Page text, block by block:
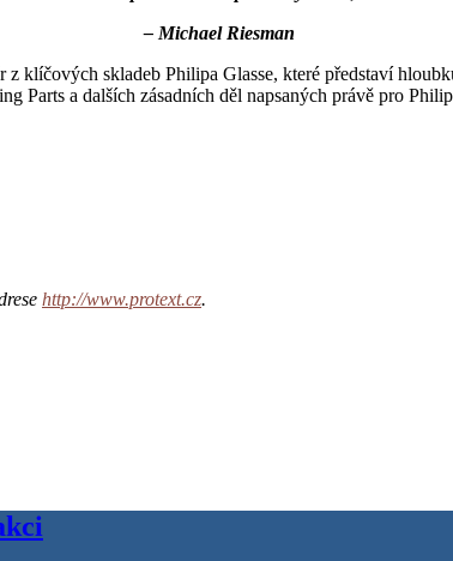
– Michael Riesman
klíčových skladeb Philipa Glasse, které představí
Parts a dalších zásadních děl napsaných právě pro
http://www.protext.cz.